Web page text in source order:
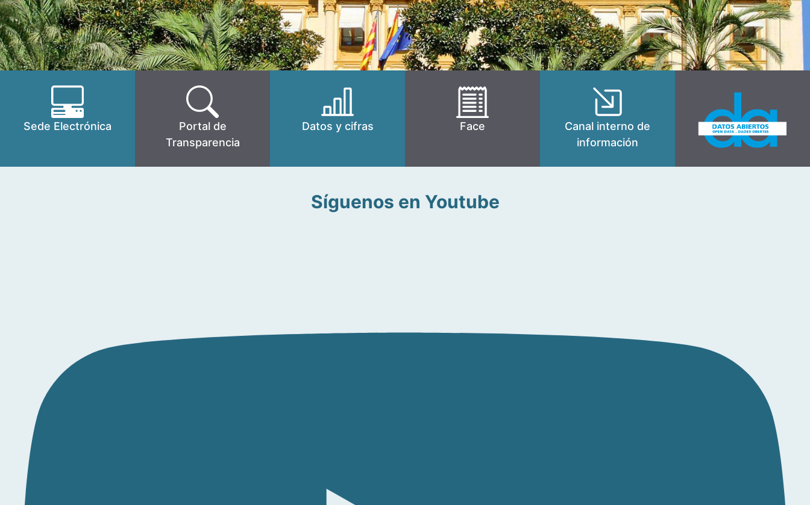
Sede Electrónica
Portal de
Transparencia
Datos y cifras Face
Canal interno de
información
Síguenos en Youtube